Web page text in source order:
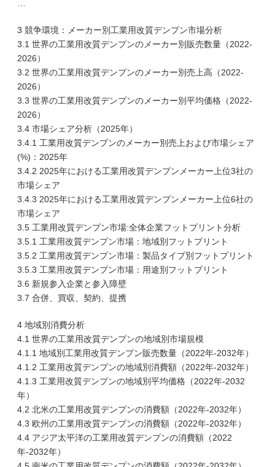
3 競争環境：メーカー別工業用改質デンプン市場分析
3.1 世界の工業用改質デンプンのメーカー別販売数量（2022-
2026）
3.2 世界の工業用改質デンプンのメーカー別売上高（2022-
2026）
3.3 世界の工業用改質デンプンのメーカー別平均価格（2022-
2026）
3.4 市場シェア分析（2025年）
3.4.1 工業用改質デンプンのメーカー別売上および市場シェア
(%)：2025年
3.4.2 2025年における工業用改質デンプンメーカー上位3社の
市場シェア
3.4.3 2025年における工業用改質デンプンメーカー上位6社の
市場シェア
3.5 工業用改質デンプン市場:全体企業フットプリント分析
3.5.1 工業用改質デンプン市場：地域別フットプリント
3.5.2 工業用改質デンプン市場：製品タイプ別フットプリント
3.5.3 工業用改質デンプン市場：用途別フットプリント
3.6 新規参入企業と参入障壁
3.7 合併、買収、契約、提携
4 地域別消費分析
4.1 世界の工業用改質デンプンの地域別市場規模
4.1.1 地域別工業用改質デンプン販売数量（2022年-2032年）
4.1.2 工業用改質デンプンの地域別消費額（2022年-2032年）
4.1.3 工業用改質デンプンの地域別平均価格（2022年-2032
年）
4.2 北米の工業用改質デンプンの消費額（2022年-2032年）
4.3 欧州の工業用改質デンプンの消費額（2022年-2032年）
4.4 アジア太平洋の工業用改質デンプンの消費額（2022
年-2032年）